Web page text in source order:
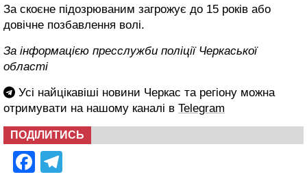
За скоєне підозрюваним загрожує до 15 років або
довічне позбавлення волі.
За інформацією пресслужби поліції Черкаської
області
Усі найцікавіші новини Черкас та регіону можна
отримувати на нашому каналі в Telegram
ПОДІЛИТИСЬ
Facebook